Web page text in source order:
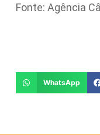
Fonte: Agência
WhatsApp